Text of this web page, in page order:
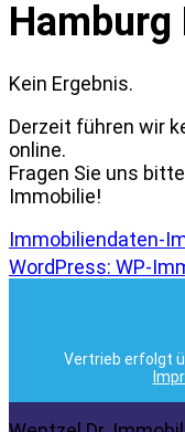
Hamburg
Kein Ergebnis.
Derzeit führen wir
online.
Fragen Sie uns
Immobilie!
Immobiliendaten-
WordPress: WP-
Vertrieb erfolgt